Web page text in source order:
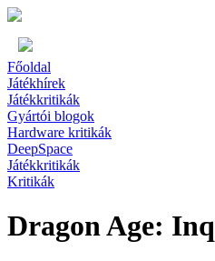
Főoldal
Játékhírek
Játékkritikák
Gyártói blogok
Hardware kritikák
DeepSpace
Játékkritikák
Kritikák
Dragon Age: